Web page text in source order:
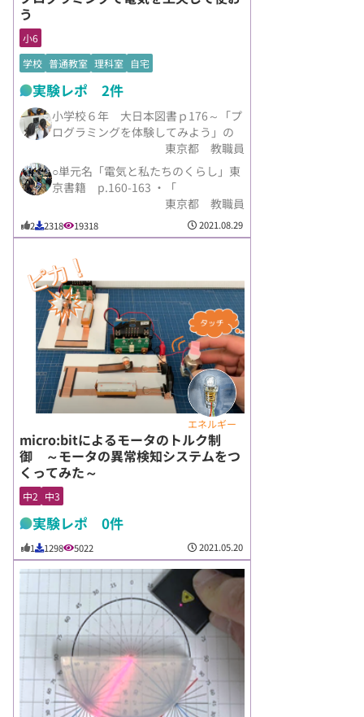
う
小6
学校 普通教室 理科室 自宅
実験レポ 2件
小学校６年 大日本図書ｐ176～「プ
ログラミングを体験してみよう」の
東京都 教職員
○単元名「電気と私たちのくらし」東
京書籍 p.160-163 ・「
東京都 教職員
2 2318 19318 2021.08.29
エネルギー
micro:bitによるモータのトルク制
御 ～モータの異常検知システムをつ
くってみた～
中2 中3
実験レポ 0件
1 1298 5022 2021.05.20